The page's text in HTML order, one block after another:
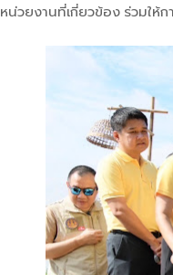
หน่วยงานที่เกี่ยวข้อง ร่วมให้